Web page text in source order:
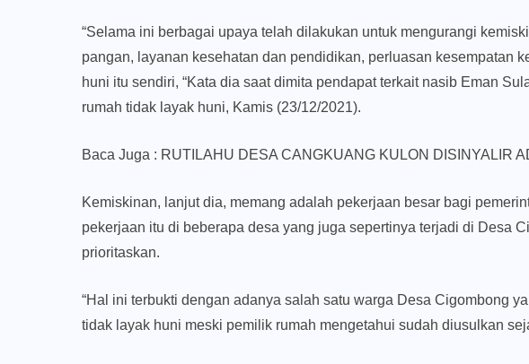
“Selama ini berbagai upaya telah dilakukan untuk mengurangi
pangan, layanan kesehatan dan pendidikan, perluasan kesempatan
huni itu sendiri, “Kata dia saat dimita pendapat terkait nasib Eman
rumah tidak layak huni, Kamis (23/12/2021).
Baca Juga : RUTILAHU DESA CANGKUANG KULON DISINYALIR
Kemiskinan, lanjut dia, memang adalah pekerjaan besar bagi
pekerjaan itu di beberapa desa yang juga sepertinya terjadi di Desa
prioritaskan.
“Hal ini terbukti dengan adanya salah satu warga Desa Cigombong
tidak layak huni meski pemilik rumah mengetahui sudah diusulkan